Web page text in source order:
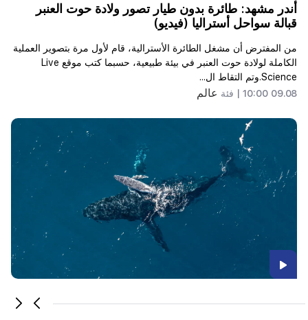
أندر مشهد: طائرة بدون طيار تصور ولادة حوت العنبر
قبالة سواحل أستراليا (فيديو)
من المفترض أن مشغل الطائرة الأسترالية، قام لأول مرة بتصوير العملية
الكاملة لولادة حوت العنبر في بيئة طبيعية، حسبما كتب موقع Live
Science.وتم التقاط ال...
09.08 10:00 |
فئة عالم